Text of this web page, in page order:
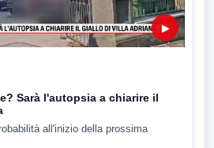
▶
Sarà l'autopsia a chiarire il
all'inizio della prossima